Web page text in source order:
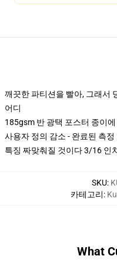
깨끗한 파티션을 빨아, 그래서
어디
185gsm 반 광택 포스터 종이에
사용자 정의 감소 - 완료된 측정
특징 짜맞춰질 것이다 3/16 인
SKU:
카테고리:
What